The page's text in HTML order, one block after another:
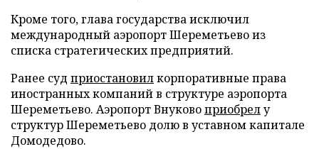
Кроме того, глава государства исключил
международный аэропорт Шереметьево из
списка стратегических предприятий.
Ранее суд приостановилкорпоративные права
иностранных компаний в структуре аэропорта
Шереметьево. Аэропорт Внуковоприобрелу
структур Шереметьево долю в уставном капитале
Домодедово.